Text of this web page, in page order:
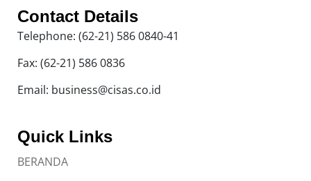
Contact Details
Telephone: (62-21) 586 0840-41
Fax: (62-21) 586 0836
Email: business@cisas.co.id
Quick Links
BERANDA